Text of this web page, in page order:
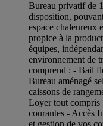
Bureau privatif de
disposition,
espace chaleureux
propice à la
équipes,
environnement de
comprend : - Bail
Bureau aménagé
caissons de
Loyer tout compris
courantes - Accès